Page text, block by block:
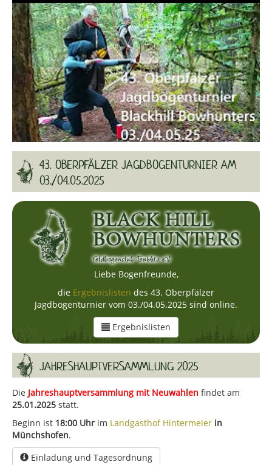
43. OBERPFÄLZER JAGDBOGENTURNIER AM
03./04.05.2025
Liebe Bogenfreunde,
die Ergebnislisten des 43. Oberpfälzer
Jagdbogenturnier vom 03./04.05.2025 sind online.
Ergebnislisten
JAHRESHAUPTVERSAMMLUNG 2025
Die Jahreshauptversammlung mit Neuwahlen findet am
25.01.2025 statt.
Beginn ist 18:00 Uhr im Landgasthof Hintermeier in
Münchshofen.
Einladung und Tagesordnung